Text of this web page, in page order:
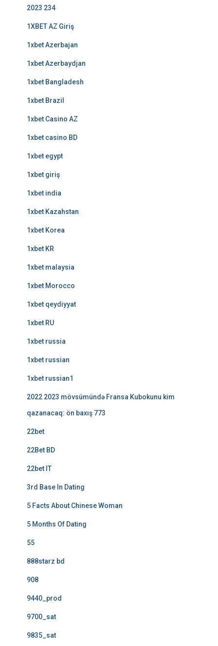
2023 234
1XBET AZ Giriş
1xbet Azerbajan
1xbet Azerbaydjan
1xbet Bangladesh
1xbet Brazil
1xbet Casino AZ
1xbet casino BD
1xbet egypt
1xbet giriş
1xbet india
1xbet Kazahstan
1xbet Korea
1xbet KR
1xbet malaysia
1xbet Morocco
1xbet qeydiyyat
1xbet RU
1xbet russia
1xbet russian
1xbet russian1
2022 2023 mövsümündə Fransa Kubokunu kim
qazanacaq: ön baxış 773
22bet
22Bet BD
22bet IT
3rd Base In Dating
5 Facts About Chinese Woman
5 Months Of Dating
55
888starz bd
908
9440_prod
9700_sat
9835_sat